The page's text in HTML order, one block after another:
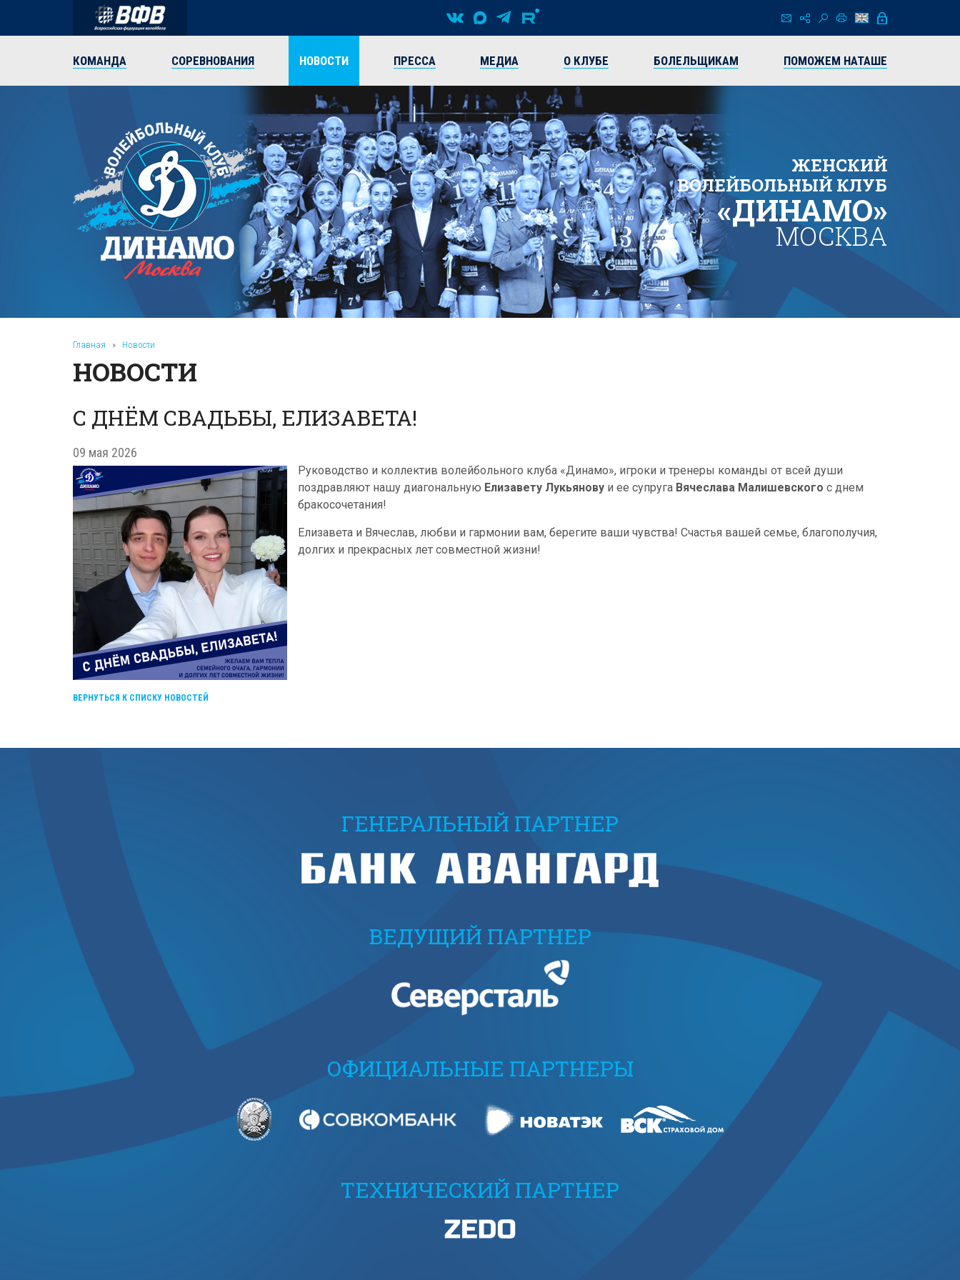
КОМАНДА СОРЕВНОВАНИЯ НОВОСТИ ПРЕССА МЕДИА О КЛУБЕ БОЛЕЛЬЩИКАМ ПОМОЖЕМ НАТАШЕ
ЖЕНСКИЙ
ВОЛЕЙБОЛЬНЫЙ КЛУБ
«ДИНАМО»
МОСКВА
Главная » Новости
НОВОСТИ
С ДНЁМ СВАДЬБЫ, ЕЛИЗАВЕТА!
09 мая 2026
Руководство и коллектив волейбольного клуба «Динамо», игроки и тренеры команды от всей души
поздравляют нашу диагональную Елизавету Лукьянову и ее супруга Вячеслава Малишевского с днем
бракосочетания!
Елизавета и Вячеслав, любви и гармонии вам, берегите ваши чувства! Счастья вашей семье, благополучия,
долгих и прекрасных лет совместной жизни!
ВЕРНУТЬСЯ К СПИСКУ НОВОСТЕЙ
ГЕНЕРАЛЬНЫЙ ПАРТНЕР
ВЕДУЩИЙ ПАРТНЕР
ОФИЦИАЛЬНЫЕ ПАРТНЕРЫ
ТЕХНИЧЕСКИЙ ПАРТНЕР